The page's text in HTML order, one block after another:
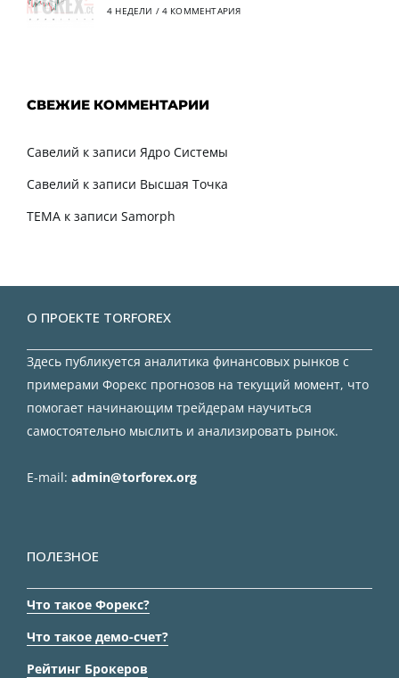
4 НЕДЕЛИ / 4 КОММЕНТАРИЯ
СВЕЖИЕ КОММЕНТАРИИ
Савелий к записи Ядро Системы
Савелий к записи Высшая Точка
TEMA к записи Samorph
О ПРОЕКТЕ TORFOREX
Здесь публикуется аналитика финансовых рынков с
примерами Форекс прогнозов на текущий момент, что
помогает начинающим трейдерам научиться
самостоятельно мыслить и анализировать рынок.
E-mail: admin@torforex.org
ПОЛЕЗНОЕ
Что такое Форекс?
Что такое демо-счет?
Рейтинг Брокеров